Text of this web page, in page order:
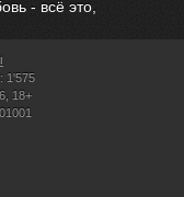
- всё это,
1'575
18+